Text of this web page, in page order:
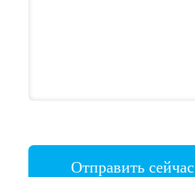
Отправить сейчас